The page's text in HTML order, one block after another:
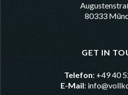
80333
GET IN
Telefon: +49 40
E-Mail: